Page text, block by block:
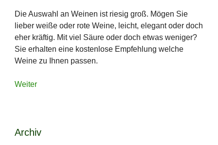
Die Auswahl an Weinen ist riesig groß. Mögen Sie
lieber weiße oder rote Weine, leicht, elegant oder doch
eher kräftig. Mit viel Säure oder doch etwas weniger?
Sie erhalten eine kostenlose Empfehlung welche
Weine zu Ihnen passen.
Weiter
Archiv